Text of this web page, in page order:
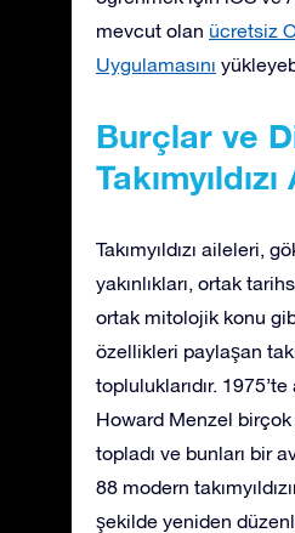
mevcut olan ücretsiz
Uygulamasını
Burçlar ve
Takımyıldızı aileleri,
yakınlıkları, ortak
ortak mitolojik konu
özellikleri paylaşan
topluluklarıdır.
Howard Menzel
topladı ve bunları bir
88 modern
şekilde yeniden